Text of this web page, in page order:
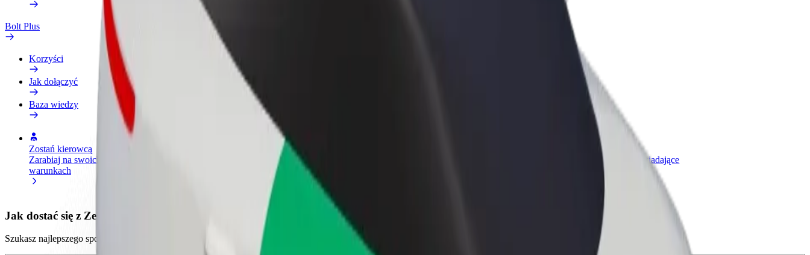
Bolt Plus
Korzyści
Jak dołączyć
Baza wiedzy
Zostań kierowcą
Zarabiaj na swoich
warunkach
Dodaj swoją restaurację lub sklep
Dotrzyj do większej liczby klientów
i zwiększ zyski
Bolt for Business
Produkty i usługi Bolt odpowiadające
potrzebom Twojej firmy
Jak dostać się z Zenith Bank Water Works do Roban Stores
Szukasz najlepszego sposobu na dotarcie z Zenith Bank Water Works do Roban Stores? Zapoznaj się z naszymi usługami i znajdź dla siebie idealny środek transportu.